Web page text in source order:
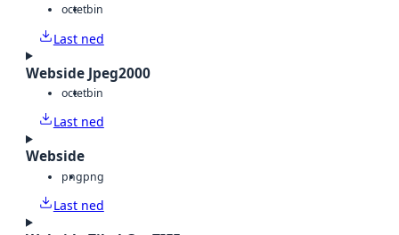
octetbin
Last ned
Webside Jpeg2000
octetbin
Last ned
Webside
pngpng
Last ned